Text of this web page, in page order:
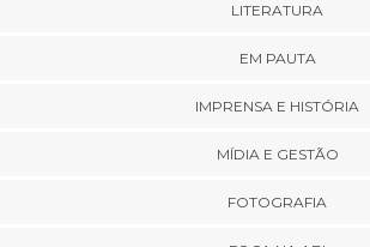
LITERATURA
EM PAUTA
IMPRENSA E HISTÓRIA
MÍDIA E GESTÃO
FOTOGRAFIA